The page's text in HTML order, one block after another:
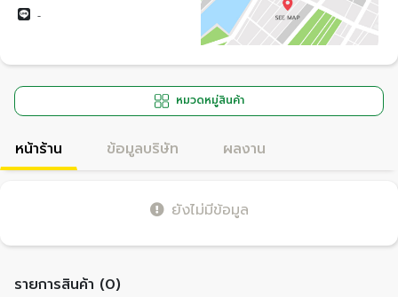
-
หมวดหมู่สินค้า
หน้าร้าน ข้อมูลบริษัท ผลงาน
ยังไม่มีข้อมูล
รายการสินค้า (0)